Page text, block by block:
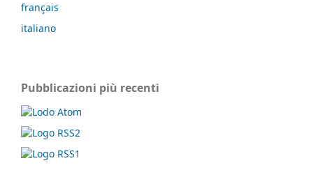
français
italiano
Pubblicazioni più recenti